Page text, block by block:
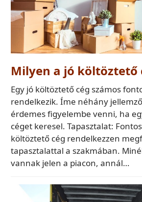
Milyen a jó költöztető
Egy jó költöztető cég számos
rendelkezik. Íme néhány
érdemes figyelembe venni, ha
céget keresel. Tapasztalat:
költöztető cég rendelkezzen
tapasztalattal a szakmában.
vannak jelen a piacon, annál…